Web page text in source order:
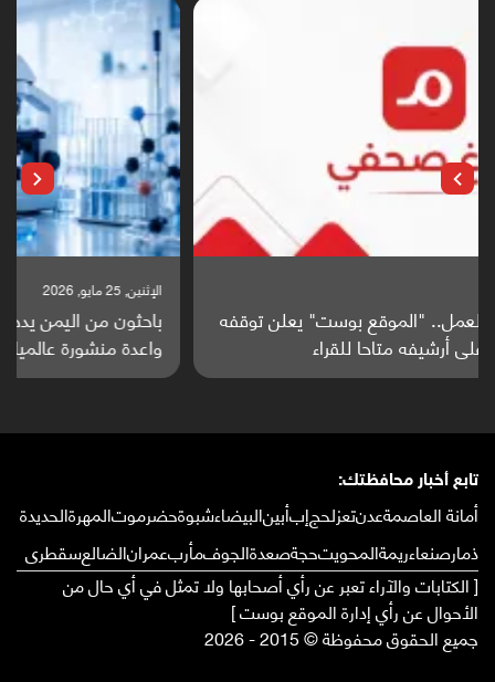
باحثون من اليمن يدخلون سباق أبحاث ألزهايمر بدراسة
واعدة منشورة عالميا (ترجمة)
تابع أخبار محافظتك:
أمانة العاصمةعدنتعزلحجإبأبينالبيضاءشبوةحضرموتالمهرةالحديدة
ذمارصنعاءريمةالمحويتحجةصعدةالجوفمأربعمرانالضالعسقطرى
[ الكتابات والآراء تعبر عن رأي أصحابها ولا تمثل في أي حال من
الأحوال عن رأي إدارة الموقع بوست ]
جميع الحقوق محفوظة © 2015 - 2026